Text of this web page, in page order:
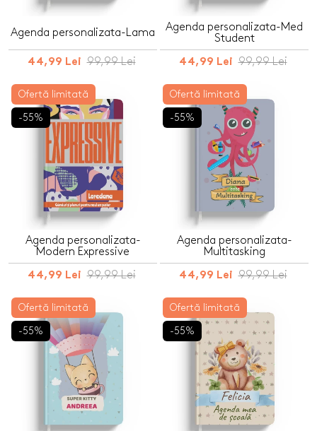
Agenda personalizata-Lama
44,99 Lei 99,99 Lei
Agenda personalizata-Med
Student
44,99 Lei 99,99 Lei
Ofertă limitată
-55%
Agenda personalizata-
Modern Expressive
44,99 Lei 99,99 Lei
Ofertă limitată
-55%
Agenda personalizata-
Multitasking
44,99 Lei 99,99 Lei
Ofertă limitată
-55%
Ofertă limitată
-55%